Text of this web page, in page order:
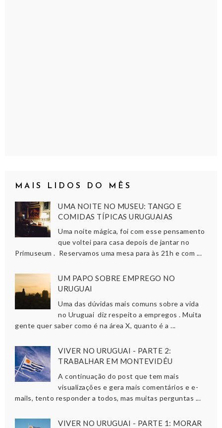
MAIS LIDOS DO MÊS
UMA NOITE NO MUSEU: TANGO E
COMIDAS TÍPICAS URUGUAIAS
Uma noite mágica, foi com esse pensamento
que voltei para casa depois de jantar no
Primuseum . Reservamos uma mesa para às 21h e com ...
UM PAPO SOBRE EMPREGO NO
URUGUAI
Uma das dúvidas mais comuns sobre a vida
no Uruguai diz respeito a empregos . Muita
gente quer saber como é na área X, quanto é a ...
VIVER NO URUGUAI - PARTE 2:
TRABALHAR EM MONTEVIDÉU
A continuação do post que tem mais
visualizações e gera mais comentários e e-
mails, tento responder a todos, mas muitas perguntas ...
VIVER NO URUGUAI - PARTE 1: MORAR